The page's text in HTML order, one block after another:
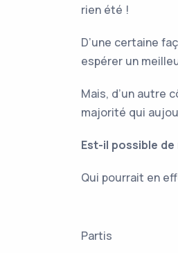
rien été !
D’une certaine
espérer un
Mais, d’un autre
majorité qui
Est-il possible
Qui pourrait en
Partis